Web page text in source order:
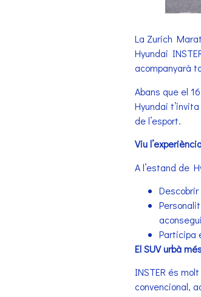
La Zurich
Hyundai
acompanyarà
Abans que el
Hyundai
de l’esport.
Viu
A l’estand de
Participa
El SUV urbà
INSTER és
convencional,